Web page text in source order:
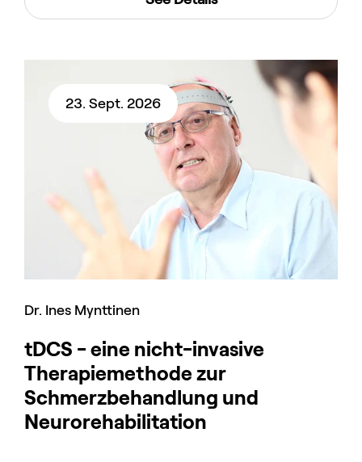
23. Sept. 2026
Dr. Ines Mynttinen
tDCS - eine nicht-invasive
Therapiemethode zur
Schmerzbehandlung und
Neurorehabilitation